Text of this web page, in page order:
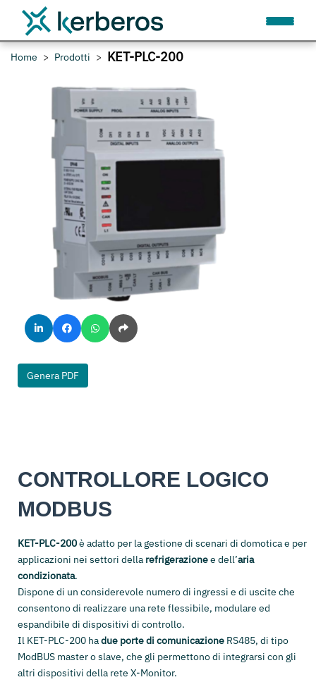
Home Prodotti KET-PLC-200
Genera PDF
CONTROLLORE LOGICO
MODBUS
KET-PLC-200è adatto per la gestione di scenari di domotica e per
applicazioni nei settori della refrigerazionee dell’aria
condizionata.
Dispone di un considerevole numero di ingressi e di uscite che
consentono di realizzare una rete flessibile, modulare ed
espandibile di dispositivi di controllo.
Il KET-PLC-200 hadue porte di comunicazione RS485, di tipo
ModBUS master o slave, che gli permettono di integrarsi con gli
altri dispositivi della rete X-Monitor.